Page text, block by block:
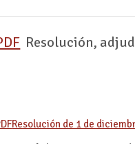
Resolución,
Resolución de 1 de